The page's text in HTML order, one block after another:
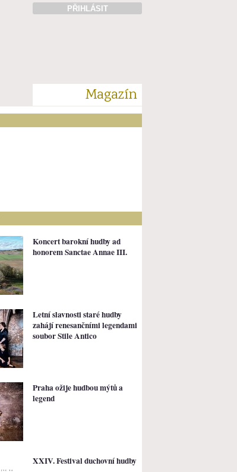
PŘIHLÁSIT
Magazín
Koncert barokní hudby ad
honorem Sanctae Annae III.
Letní slavnosti staré hudby
zahájí renesančními legendami
soubor Stile Antico
Praha ožije hudbou mýtů a
legend
XXIV. Festival duchovní hudby